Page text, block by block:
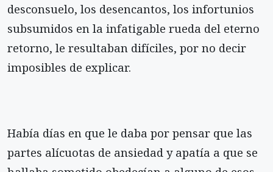
desconsuelo, los desencantos, los infortunios
subsumidos en la infatigable rueda del eterno
retorno, le resultaban difíciles, por no decir
imposibles de explicar.
Había días en que le daba por pensar que las
partes alícuotas de ansiedad y apatía a que se